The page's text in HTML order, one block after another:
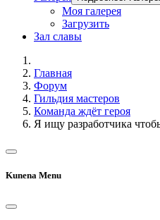
Моя галерея
Загрузить
Зал славы
Главная
Форум
Гильдия мастеров
Команда ждёт героя
Я ищу разработчика
Kunena Menu